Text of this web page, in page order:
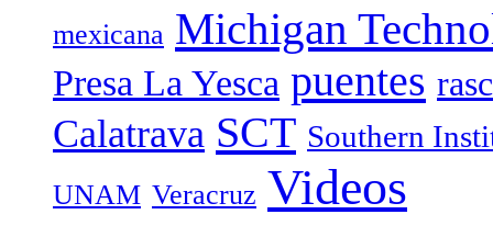
mexicana Michigan
Presa La Yesca puentes
Calatrava SCT Southern
UNAM Veracruz Videos